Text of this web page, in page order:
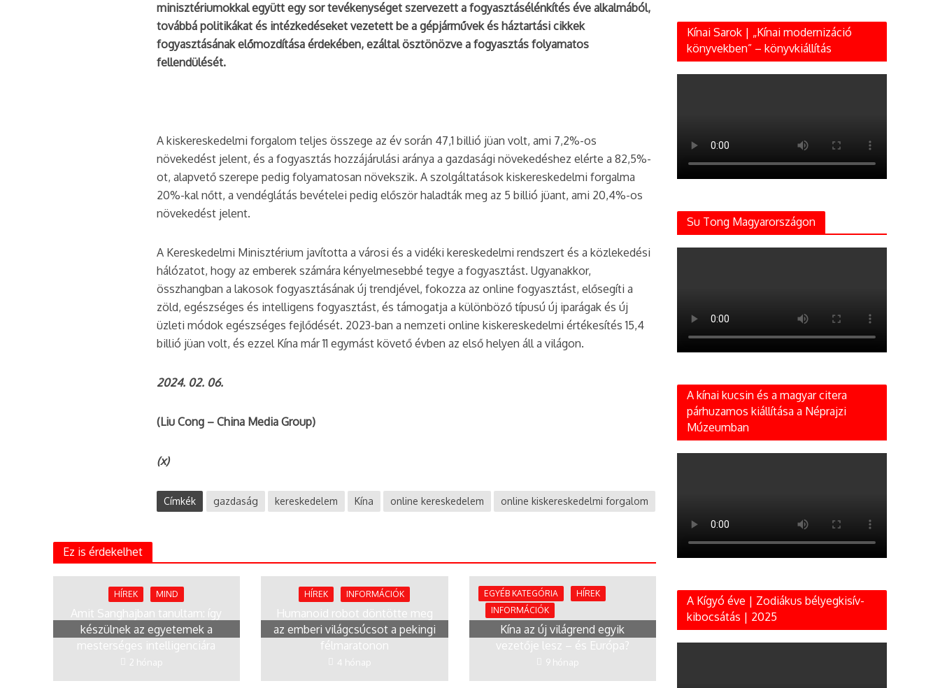
minisztériumokkal együtt egy sor tevékenységet szervezett a fogyasztásélénkítés éve alkalmából,
továbbá politikákat és intézkedéseket vezetett be a gépjárművek és háztartási cikkek
fogyasztásának előmozdítása érdekében, ezáltal ösztönözve a fogyasztás folyamatos
fellendülését.
A kiskereskedelmi forgalom teljes összege az év során 47,1 billió jüan volt, ami 7,2%-os
növekedést jelent, és a fogyasztás hozzájárulási aránya a gazdasági növekedéshez elérte a 82,5%-
ot, alapvető szerepe pedig folyamatosan növekszik. A szolgáltatások kiskereskedelmi forgalma
20%-kal nőtt, a vendéglátás bevételei pedig először haladták meg az 5 billió jüant, ami 20,4%-os
növekedést jelent.
A Kereskedelmi Minisztérium javította a városi és a vidéki kereskedelmi rendszert és a közlekedési
hálózatot, hogy az emberek számára kényelmesebbé tegye a fogyasztást. Ugyanakkor,
összhangban a lakosok fogyasztásának új trendjével, fokozza az online fogyasztást, elősegíti a
zöld, egészséges és intelligens fogyasztást, és támogatja a különböző típusú új iparágak és új
üzleti módok egészséges fejlődését. 2023-ban a nemzeti online kiskereskedelmi értékesítés 15,4
billió jüan volt, és ezzel Kína már 11 egymást követő évben az első helyen áll a világon.
2024. 02. 06.
(Liu Cong – China Media Group)
(x)
Címkék gazdaság kereskedelem Kína online kereskedelem online kiskereskedelmi forgalom
Ez is érdekelhet
HÍREK MIND
Amit Sanghajban tanultam: így
készülnek az egyetemek a
mesterséges intelligenciára
2 hónap
HÍREK INFORMÁCIÓK
Humanoid robot döntötte meg
az emberi világcsúcsot a pekingi
félmaratonon
4 hónap
EGYÉB KATEGÓRIA
HÍREK
INFORMÁCIÓK
Kína az új világrend egyik
vezetője lesz – és Európa?
9 hónap
Kínai Sarok | „Kínai modernizáció
könyvekben” – könyvkiállítás
Su Tong Magyarországon
A kínai kucsin és a magyar citera
párhuzamos kiállítása a Néprajzi
Múzeumban
A Kígyó éve | Zodiákus bélyegkisív-
kibocsátás | 2025